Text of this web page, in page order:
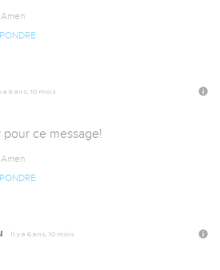
a 6 ans, 10 mois
ce message!
Il y a 6 ans, 10 mois